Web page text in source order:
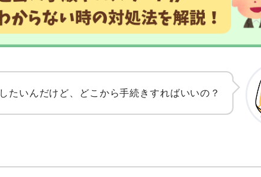
たいんだけど、どこから手続きすればいいの？